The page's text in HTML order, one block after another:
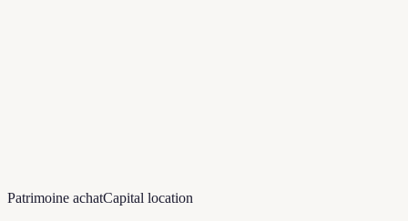
Patrimoine achatCapital location